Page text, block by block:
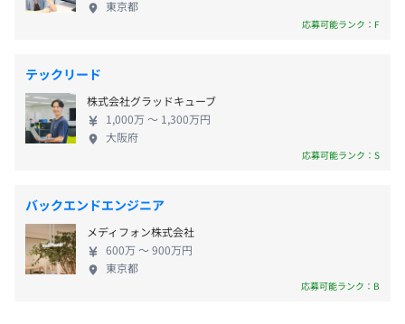
とMTGを実施することで、どんでん返しが起きないように
ルスタックスキルを持っているので、相談できる体制が整
っています。
【開発環境】
・フロントエンド：Vue.js、Nuxt.js、React、Next.js
GAS、Jest
・クラウドインフラ：AWS、Azure
・データベース／データ分析基盤：DynamoDB、
MySQL、Synapse Analytics、Redash
・CI／CD：Serverlss Framework、Github Action
災保険）
・VCスタートアップ健康保険組合加入
３ヶ月（待遇の変更はありません）
供しすべての需要家の未来への意思決定を加速させ
きます。わたしたちはエネルギー業界のゲームチェン
ジャーとして事業を拡大しているため、ソフトウェ
アエンジニアがDX化できる部分が非常に多いです。
技術者としてレガシーな業界の変革に貢献できる魅
力があります。 事業を大きく創る上では、極限まで
トレンドを見ながら需要家ニーズをマッチングさせ
るコンサルティング能力と、最新のテクノロジーを
組み合わせて効率的に解決していきます。 エンジニ
アリングチームは、次世代のエネルギーインフラを
東京都
応募可能ランク：F
テックリード
株式会社グラッドキューブ
1,000万 〜 1,300万円
大阪府
応募可能ランク：S
バックエンドエンジニア
メディフォン株式会社
600万 〜 900万円
東京都
応募可能ランク：B